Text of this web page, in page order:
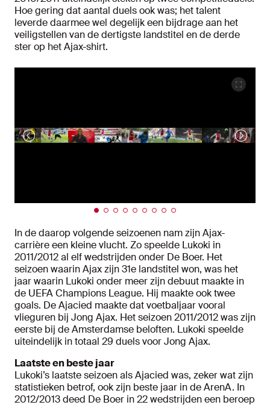
Hoe gering dat aantal duels ook was; het talent
leverde daarmee wel degelijk een bijdrage aan het
veiligstellen van de dertigste landstitel en de derde
ster op het Ajax-shirt.
In de daarop volgende seizoenen nam zijn Ajax-
carrière een kleine vlucht. Zo speelde Lukoki in
2011/2012 al elf wedstrijden onder De Boer. Het
seizoen waarin Ajax zijn 31e landstitel won, was het
jaar waarin Lukoki onder meer zijn debuut maakte in
de UEFA Champions League. Hij maakte ook twee
goals. De Ajacied maakte dat voetbaljaar vooral
vlieguren bij Jong Ajax. Het seizoen 2011/2012 was zijn
eerste bij de Amsterdamse beloften. Lukoki speelde
uiteindelijk in totaal 29 duels voor Jong Ajax.
Laatste en beste jaar
Lukoki’s laatste seizoen als Ajacied was, zeker wat zijn
statistieken betrof, ook zijn beste jaar in de ArenA. In
2012/2013 deed De Boer in 22 wedstrijden een beroep